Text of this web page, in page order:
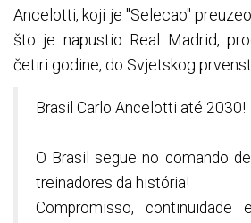
Ancelotti, koji je "Selecao"
što je napustio Real Madrid,
četiri godine, do Svjetskog
Brasil Carlo Ancelotti até 2030!
O Brasil segue no comando
treinadores da história!
Compromisso, continuidade